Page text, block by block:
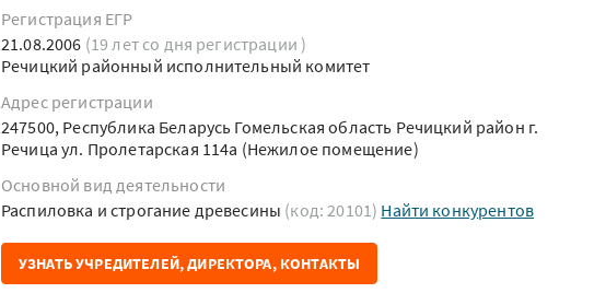
Регистрация ЕГР
21.08.2006 (19 лет со дня регистрации )
Речицкий районный исполнительный комитет
Адрес регистрации
247500, Республика Беларусь Гомельская область Речицкий район г.
Речица ул. Пролетарская 114а (Нежилое помещение)
Основной вид деятельности
Распиловка и строгание древесины (код: 20101) Найти конкурентов
УЗНАТЬ УЧРЕДИТЕЛЕЙ, ДИРЕКТОРА, КОНТАКТЫ